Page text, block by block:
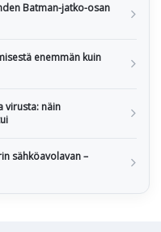
Batman-jatko-osan
enemmän kuin
virusta: näin
sähköavolavan –